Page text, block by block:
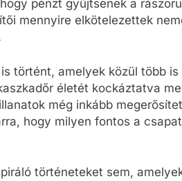
pénzt gyűjtsenek a
mennyire elkötelezettek
történt, amelyek közül több
életét kockáztatva
még inkább
hogy milyen fontos a
történeteket sem,